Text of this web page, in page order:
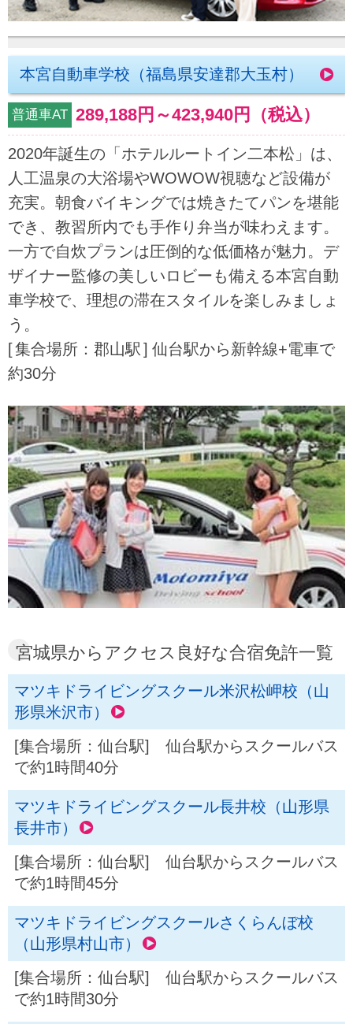
本宮自動車学校（福島県安達郡大玉村）
普通車AT 289,188円 ～423,940円 （税込）
2020年誕生の「ホテルルートイン二本松」は、
人工温泉の大浴場やWOWOW視聴など設備が
充実。朝食バイキングでは焼きたてパンを堪能
でき、教習所内でも手作り弁当が味わえます。
一方で自炊プランは圧倒的な低価格が魅力。デ
ザイナー監修の美しいロビーも備える本宮自動
車学校で、理想の滞在スタイルを楽しみましょ
う。
集合場所：郡山駅
仙台駅から新幹線+電車で
約30分
宮城県からアクセス良好な合宿免許一覧
マツキドライビングスクール米沢松岬校（山
形県米沢市）
[集合場所：仙台駅] 仙台駅からスクールバス
で約1時間40分
マツキドライビングスクール長井校（山形県
長井市）
[集合場所：仙台駅] 仙台駅からスクールバス
で約1時間45分
マツキドライビングスクールさくらんぼ校
（山形県村山市）
[集合場所：仙台駅] 仙台駅からスクールバス
で約1時間30分